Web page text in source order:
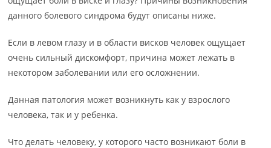
данного болевого синдрома будут описаны ниже.
Если в левом глазу и в области висков человек ощущает
очень сильный дискомфорт, причина может лежать в
некотором заболевании или его осложнении.
Данная патология может возникнуть как у взрослого
человека, так и у ребенка.
Что делать человеку, у которого часто возникают боли в